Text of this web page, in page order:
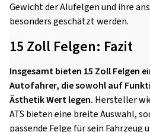
Gewicht der Alufelgen und ihre
besonders geschätzt werden.
15 Zoll Felgen: Fazit
Insgesamt bieten 15 Zoll Felgen
Autofahrer, die sowohl auf
Ästhetik Wert legen. Hersteller
ATS bieten eine breite Auswahl,
passende Felge für sein Fahrzeug